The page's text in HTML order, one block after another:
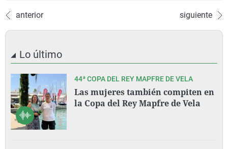
anterior siguiente
Lo último
44ª COPA DEL REY MAPFRE DE VELA
Las mujeres también compiten en
la Copa del Rey Mapfre de Vela